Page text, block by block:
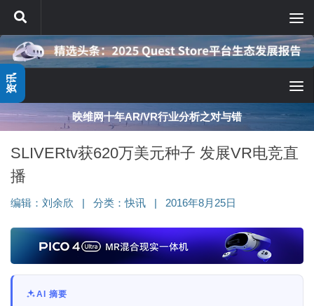
跳至内容
映维网十年AR/VR行业分析之对与错
SLIVERtv获620万美元种子 发展VR电竞直
播
编辑： 刘余欣 分类：快讯 2016年8月25日
AI 摘要
资讯